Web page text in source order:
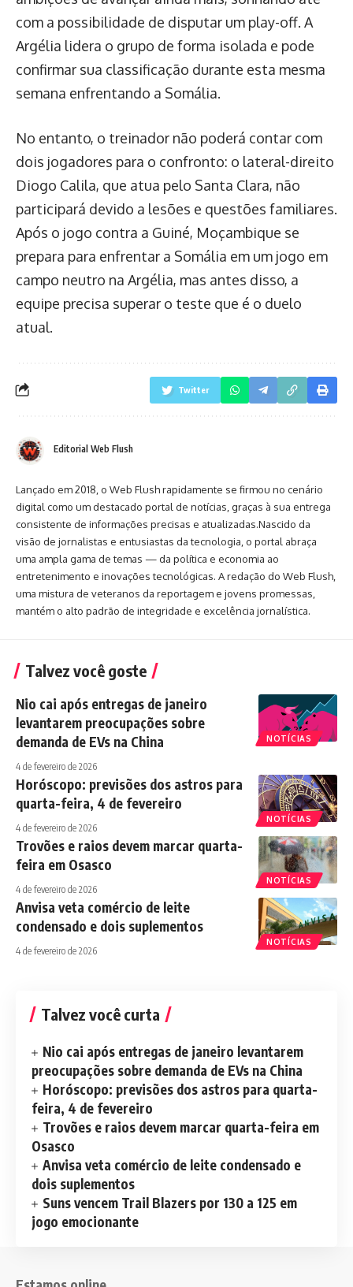
com a possibilidade de disputar um play-off. A
Argélia lidera o grupo de forma isolada e pode
confirmar sua classificação durante esta mesma
semana enfrentando a Somália.
No entanto, o treinador não poderá contar com
dois jogadores para o confronto: o lateral-direito
Diogo Calila, que atua pelo Santa Clara, não
participará devido a lesões e questões familiares.
Após o jogo contra a Guiné, Moçambique se
prepara para enfrentar a Somália em um jogo em
campo neutro na Argélia, mas antes disso, a
equipe precisa superar o teste que é o duelo
atual.
Twitter
Editorial Web Flush
Lançado em 2018, o Web Flush rapidamente se firmou no cenário
digital como um destacado portal de notícias, graças à sua entrega
consistente de informações precisas e atualizadas.Nascido da
visão de jornalistas e entusiastas da tecnologia, o portal abraça
uma ampla gama de temas — da política e economia ao
entretenimento e inovações tecnológicas. A redação do Web Flush,
uma mistura de veteranos da reportagem e jovens promessas,
mantém o alto padrão de integridade e excelência jornalística.
Talvez você goste
NOTÍCIAS
Nio cai após entregas de janeiro
levantarem preocupações sobre
demanda de EVs na China
4 de fevereiro de 2026
NOTÍCIAS
Horóscopo: previsões dos astros para
quarta-feira, 4 de fevereiro
4 de fevereiro de 2026
NOTÍCIAS
Trovões e raios devem marcar quarta-
feira em Osasco
4 de fevereiro de 2026
NOTÍCIAS
Anvisa veta comércio de leite
condensado e dois suplementos
4 de fevereiro de 2026
Talvez você curta
Nio cai após entregas de janeiro levantarem
preocupações sobre demanda de EVs na China
Horóscopo: previsões dos astros para quarta-
feira, 4 de fevereiro
Trovões e raios devem marcar quarta-feira em
Osasco
Anvisa veta comércio de leite condensado e
dois suplementos
Suns vencem Trail Blazers por 130 a 125 em
jogo emocionante